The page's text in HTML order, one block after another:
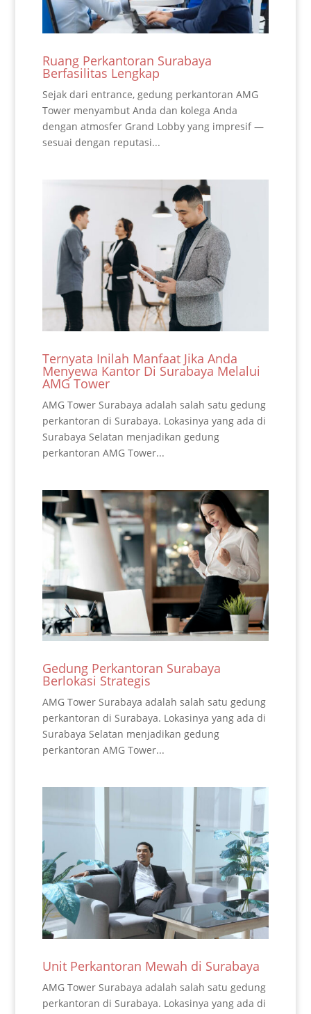
Ruang Perkantoran Surabaya
Berfasilitas Lengkap
Sejak dari entrance, gedung perkantoran AMG
Tower menyambut Anda dan kolega Anda
dengan atmosfer Grand Lobby yang impresif —
sesuai dengan reputasi...
Ternyata Inilah Manfaat Jika Anda
Menyewa Kantor Di Surabaya Melalui
AMG Tower
AMG Tower Surabaya adalah salah satu gedung
perkantoran di Surabaya. Lokasinya yang ada di
Surabaya Selatan menjadikan gedung
perkantoran AMG Tower...
Gedung Perkantoran Surabaya
Berlokasi Strategis
AMG Tower Surabaya adalah salah satu gedung
perkantoran di Surabaya. Lokasinya yang ada di
Surabaya Selatan menjadikan gedung
perkantoran AMG Tower...
Unit Perkantoran Mewah di Surabaya
AMG Tower Surabaya adalah salah satu gedung
perkantoran di Surabaya. Lokasinya yang ada di